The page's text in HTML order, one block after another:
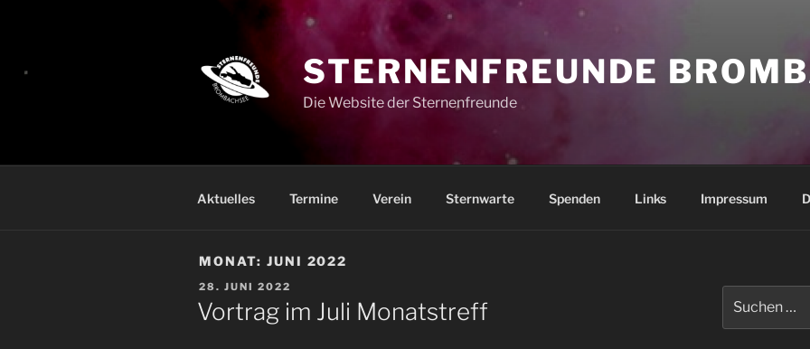
STERNENFREUNDE
Die Website der Sternenfreunde
Aktuelles Termine Verein Sternwarte Spenden Links Impressum
MONAT: JUNI 2022
VERÖFFENTLICHT
AM
28. JUNI 2022
Vortrag im Juli Monatstreff
nach: